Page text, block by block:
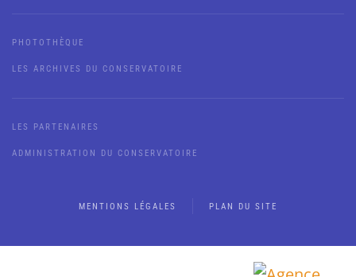
PHOTOTHÈQUE
LES ARCHIVES DU CONSERVATOIRE
LES PARTENAIRES
ADMINISTRATION DU CONSERVATOIRE
MENTIONS LÉGALES PLAN DU SITE